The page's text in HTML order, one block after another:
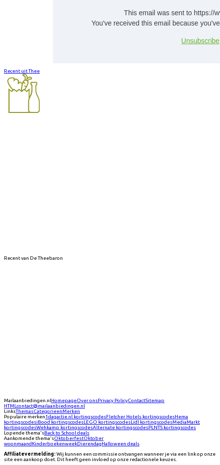
Recent uit Thee
Recent van De Theebaron
Mailaanbiedingen.nlHomepageOver onsPrivacy PolicyContactSitemap
HTML contact@mailaanbiedingen.nl
LinksThemasCategorieenMerken
Populaire merken1dagactie.nl kortingscodesFletcher Hotels kortingscodesHema
kortingscodesiBood kortingscodesLEGO kortingscodesLidl kortingscodesMediaMarkt
kortingscodesWehkamp kortingscodesAlternate kortingscodesPLNTS kortingscodes
Lopende thema'sBack to School deals
Aankomende thema'sOktoberfestOktober
woonmaandKinderboekenweekDierendagHalloween deals
Affiliatevermelding:Wij kunnen een commissie ontvangen wanneer je via een link op onze
site een aankoop doet. Dit heeft geen invloed op onze redactionele keuzes.